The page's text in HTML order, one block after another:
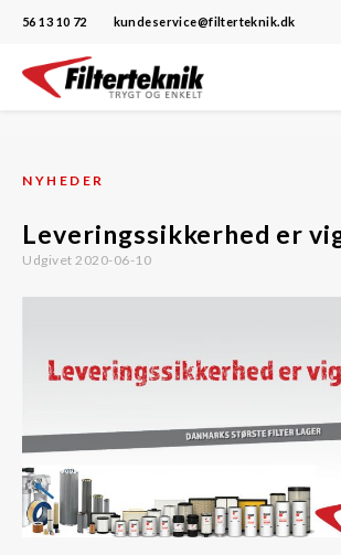
56 13 10 72 kundeservice@filterteknik.dk
Skip
NYHEDER
Leveringssikkerhed er
Udgivet 2020-06-10